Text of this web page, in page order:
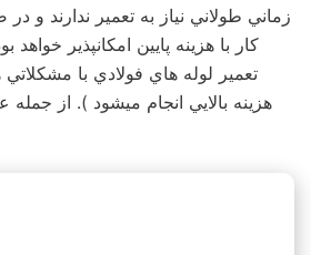
زماني طولاني نياز به تعمير ندارند و
كار با هزينه پايين امكانپذير
تعمير لوله هاي فولادي با مشكلاتي
هزينه بالايي انجام ميشود ). از